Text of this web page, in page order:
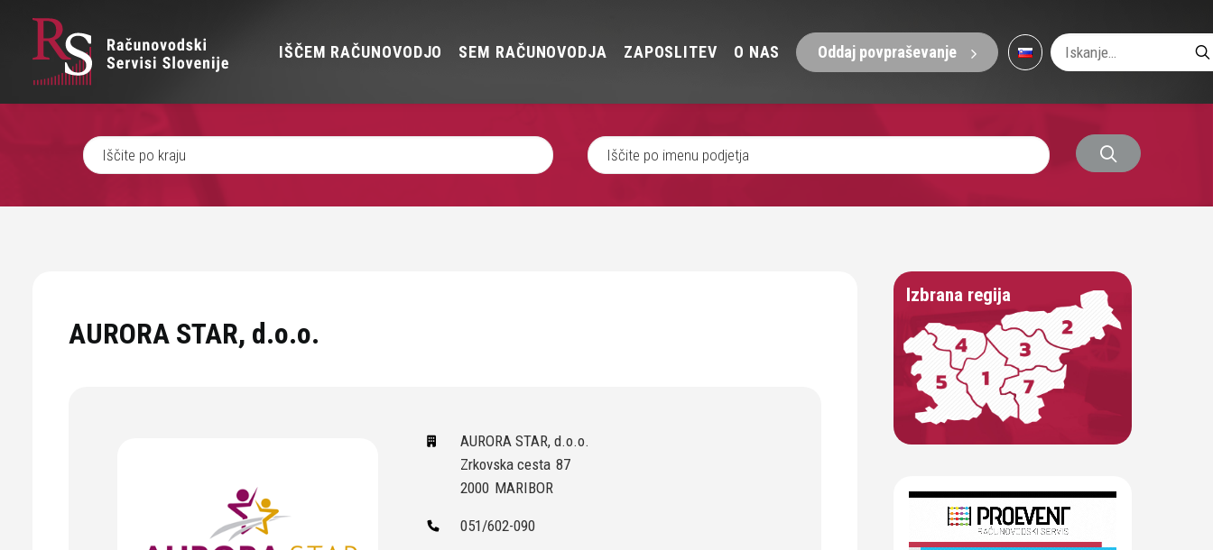
IŠČEM RAČUNOVODJO SEM RAČUNOVODJA ZAPOSLITEV O NAS Oddaj povpraševanje
AURORA STAR, d.o.o.
AURORA STAR, d.o.o.
Zrkovska cesta 87
2000 MARIBOR
051/602-090
Izbrana regija